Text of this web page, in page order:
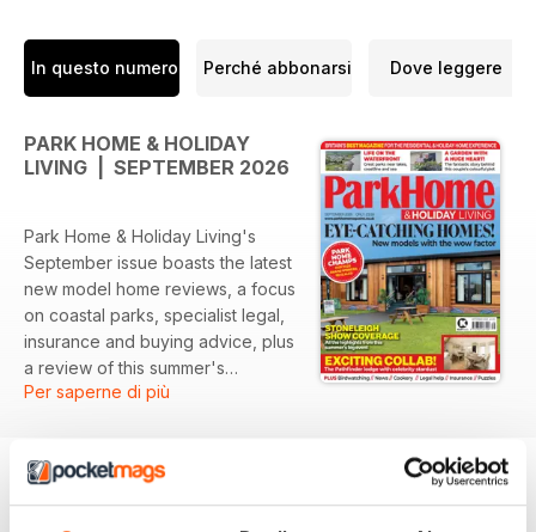
In questo numero Perché abbonarsi Dove leggere
PARK HOME & HOLIDAY
LIVING | SEPTEMBER 2026
Park Home & Holiday Living's
September issue boasts the latest
new model home reviews, a focus
on coastal parks, specialist legal,
insurance and buying advice, plus
a review of this summer's
Stoneleigh Show and the winners
Per saperne di più